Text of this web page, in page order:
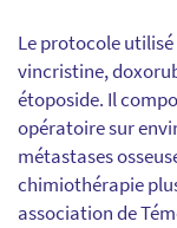
Le protocole
vincristine,
étoposide. Il
opératoire sur
métastases
chimiothérapie
association de